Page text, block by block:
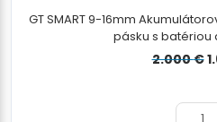
GT SMART 9-16mm
pásku s batériou
2.000€